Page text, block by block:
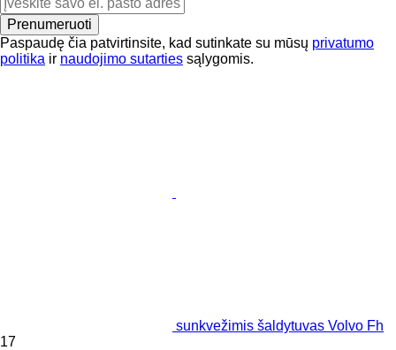
Prenumeruoti
Paspaudę čia patvirtinsite, kad sutinkate su mūsų privatumo
politika ir naudojimo sutarties sąlygomis.
sunkvežimis šaldytuvas Volvo Fh
17